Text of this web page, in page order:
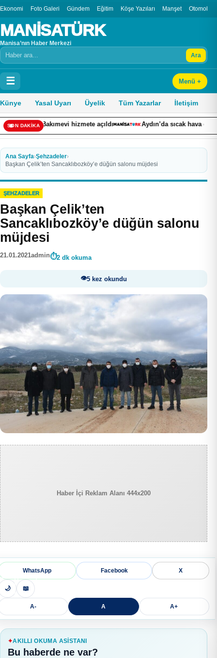
Ekonomi Foto Galeri Gündem Eğitim Köşe Yazıları Manşet Otomobil
MANİSATÜRK
Manisa’nın Haber Merkezi
Arama Ara
☰ Menü +
Künye Yasal Uyarı Üyelik Tüm Yazarlar İletişim
SON DAKİKA
hizmete açıldı Aydın’da sıcak hava etkisini sürdürecek,
Ana Sayfa›Şehzadeler›
Başkan Çelik’ten Sancaklıbozköy’e düğün salonu müjdesi
ŞEHZADELER
Başkan Çelik’ten
Sancaklıbozköy’e düğün salonu
müjdesi
21.01.2021admin 2 dk okuma
5 kez okundu
Haber İçi Reklam Alanı 444x200
WhatsApp Facebook X
🌙 📖
A- A A+
AKILLI OKUMA ASISTANI
Bu haberde ne var?